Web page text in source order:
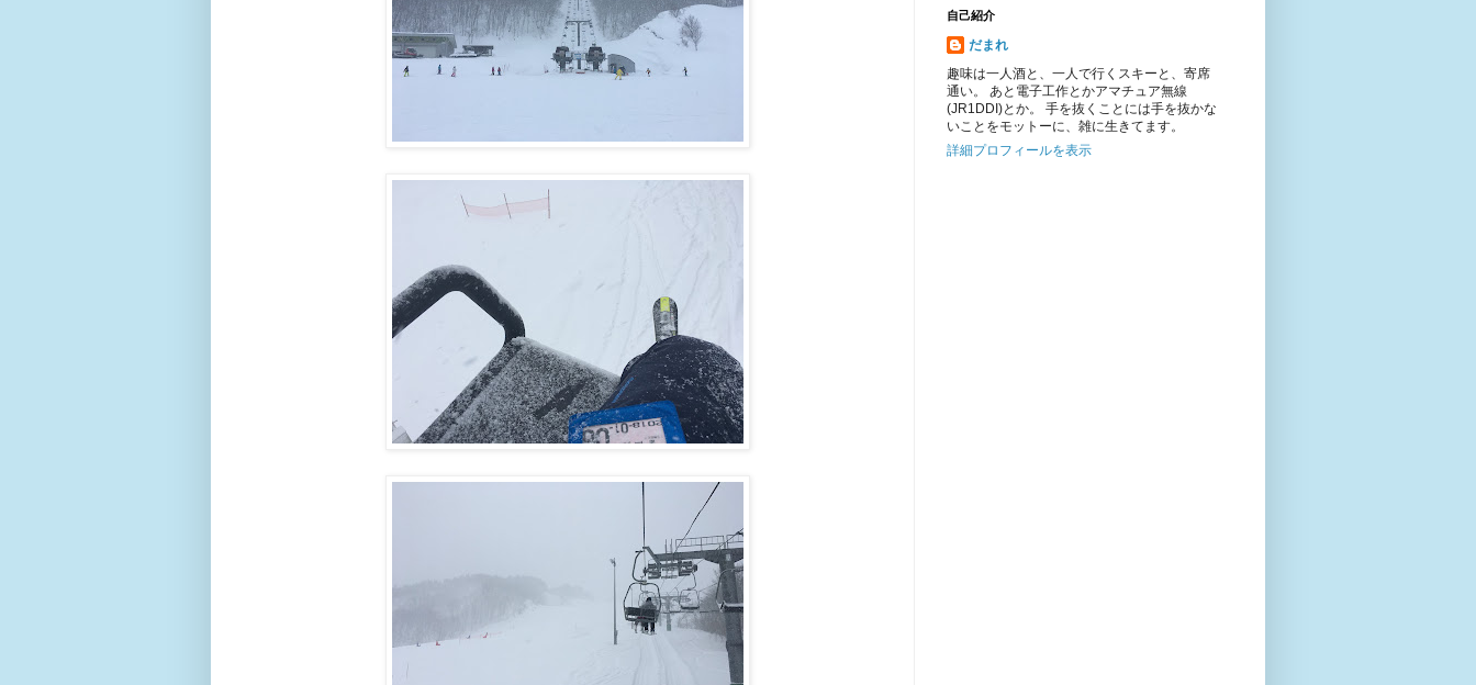
自己紹介
だまれ
趣味は一人酒と、一人で行くスキーと、寄席
通い。 あと電子工作とかアマチュア無線
(JR1DDI)とか。 手を抜くことには手を抜かな
いことをモットーに、雑に生きてます。
詳細プロフィールを表示